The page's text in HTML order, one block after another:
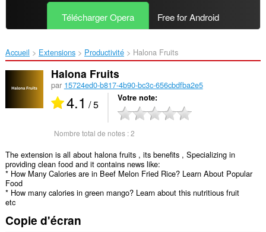
Télécharger Opera Free for Android
Accueil Extensions Productivité Halona Fruits‎
Halona Fruits
par 15724ed0-b817-4b90-bc3c-656cbdfba2e5
4.1 / 5 Votre note
Nombre total de notes :2
The extension is all about halona fruits , its benefits , Specializing in
providing clean food and it contains news like:
* How Many Calories are in Beef Melon Fried Rice? Learn About Popular
Food
* How many calories in green mango? Learn about this nutritious fruit
etc
Copie d'écran